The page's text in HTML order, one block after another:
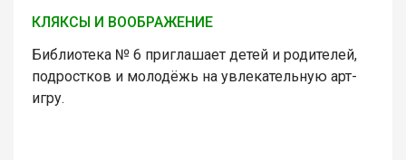
КЛЯКСЫ И ВООБРАЖЕНИЕ
Библиотека № 6 приглашает детей и родителей,
подростков и молодёжь на увлекательную арт-
игру.